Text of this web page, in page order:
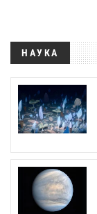
НАУКА